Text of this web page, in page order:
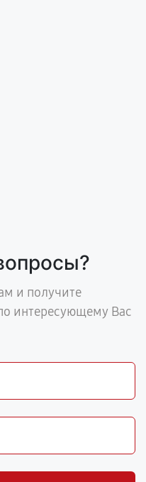
и получите
интересующему Вас